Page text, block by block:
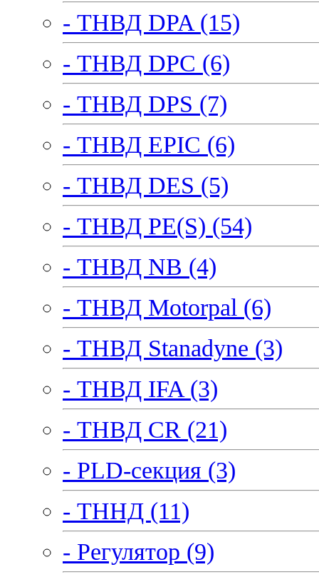
- ТНВД DPA (15)
- ТНВД DPC (6)
- ТНВД DPS (7)
- ТНВД EPIC (6)
- ТНВД DES (5)
- ТНВД PE(S) (54)
- ТНВД NB (4)
- ТНВД Motorpal (6)
- ТНВД Stanadyne (3)
- ТНВД IFA (3)
- ТНВД CR (21)
- PLD-секция (3)
- ТННД (11)
- Регулятор (9)